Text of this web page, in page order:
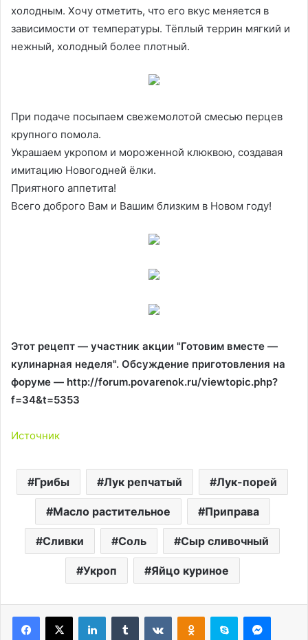
холодным. Хочу отметить, что его вкус меняется в
зависимости от температуры. Тёплый террин мягкий и
нежный, холодный более плотный.
При подаче посыпаем свежемолотой смесью перцев
крупного помола.
Украшаем укропом и мороженной клюквою, создавая
имитацию Новогодней ёлки.
Приятного аппетита!
Всего доброго Вам и Вашим близким в Новом году!
Этот рецепт — участник акции "Готовим вместе —
кулинарная неделя". Обсуждение приготовления на
форуме — http://forum.povarenok.ru/viewtopic.php?
f=34&t=5353
Источник
Грибы Лук репчатый Лук-порей
Масло растительное Приправа
Сливки Соль Сыр сливочный
Укроп Яйцо куриное
LinkedInTumblr ВконтактеОдноклассники
Skype